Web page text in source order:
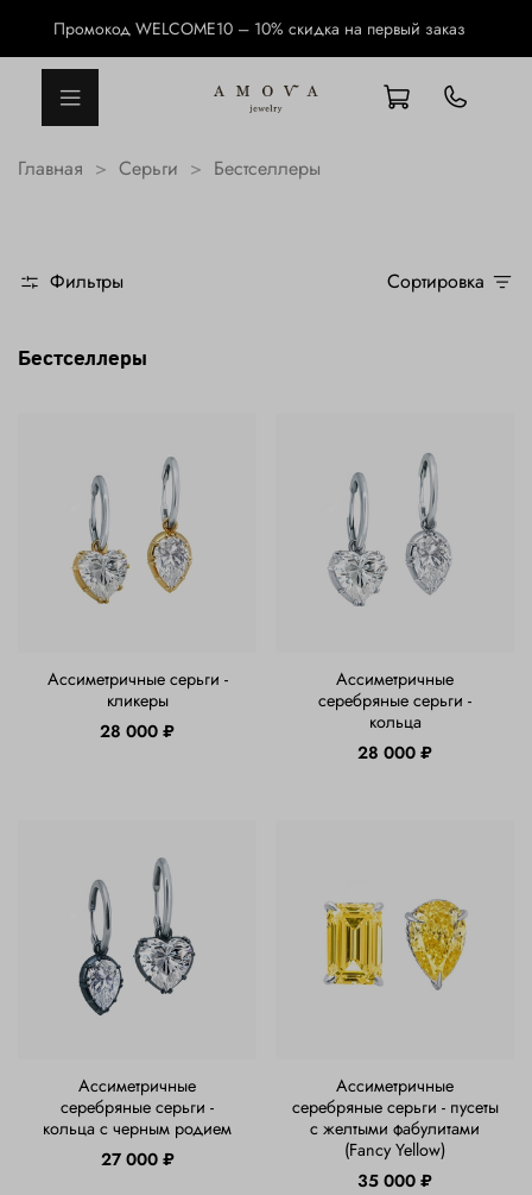
Промокод WELCOME10 – 10% скидка на первый заказ
Главная Серьги Бестселлеры
Фильтры Сортировка
Бестселлеры
Ассиметричные серьги -
кликеры
28 000 ₽
Ассиметричные
серебряные серьги -
кольца
28 000 ₽
Ассиметричные
серебряные серьги -
кольца с черным родием
27 000 ₽
Ассиметричные
серебряные серьги - пусеты
с желтыми фабулитами
(Fancy Yellow)
35 000 ₽